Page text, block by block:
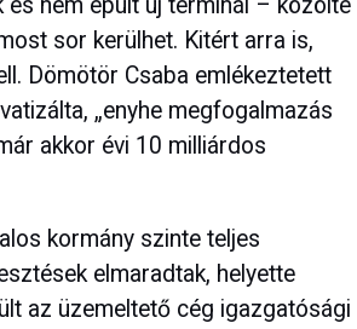
sor kerülhet. Kitért arra is,
Dömötör Csaba emlékeztetett
„enyhe megfogalmazás
akkor évi 10 milliárdos
kormány szinte teljes
elmaradtak, helyette
az üzemeltető cég igazgatósági